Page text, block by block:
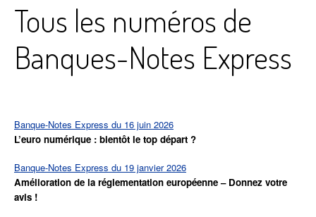
Tous les numéros de
Banques-Notes Express
Banque-Notes Express du 16 juin 2026
L’euro numérique : bientôt le top départ ?
Banque-Notes Express du 19 janvier 2026
Amélioration de la réglementation européenne – Donnez votre
avis !